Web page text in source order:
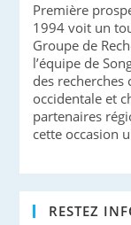
Première
1994 voit un
Groupe de
l’équipe de
des
occidentale et
partenaires
cette occasion
RESTEZ